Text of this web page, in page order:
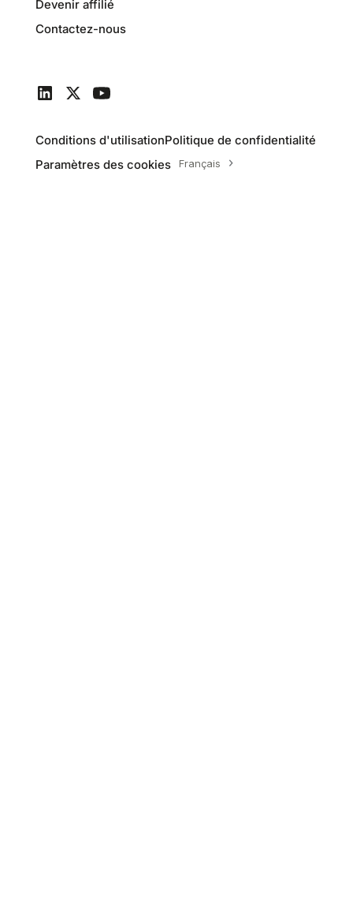
Devenir affilié
Contactez-nous
Conditions d'utilisationPolitique de confidentialité
Paramètres des cookies
Français